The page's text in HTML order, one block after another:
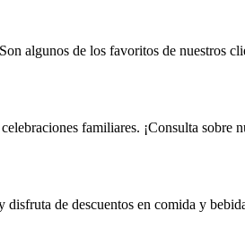
algunos de los favoritos de nuestros
familiares. ¡Consulta sobre
de descuentos en comida y